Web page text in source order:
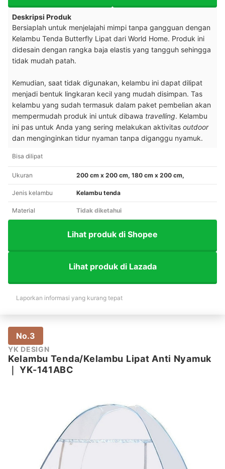
Deskripsi Produk
Bersiaplah untuk menjelajahi mimpi tanpa gangguan dengan
Kelambu Tenda Butterfly Lipat dari World Home. Produk ini
didesain dengan rangka baja elastis yang tangguh sehingga
tidak mudah patah.
Kemudian, saat tidak digunakan, kelambu ini dapat dilipat
menjadi bentuk lingkaran kecil yang mudah disimpan. Tas
kelambu yang sudah termasuk dalam paket pembelian akan
mempermudah produk ini untuk dibawa travelling. Kelambu
ini pas untuk Anda yang sering melakukan aktivitas outdoor
dan menginginkan tidur nyaman tanpa diganggu nyamuk.
Bisa dilipat
Ukuran 200 cm x 200 cm, 180 cm x 200 cm,
Jenis kelambu Kelambu tenda
Material Tidak diketahui
Lihat produk di Shopee
Lihat produk di Lazada
Laporkan informasi yang kurang tepat
No.3
YK DESIGN
Kelambu Tenda/Kelambu Lipat Anti Nyamuk
｜YK-141ABC